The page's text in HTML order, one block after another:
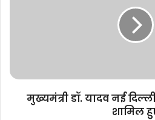
में
मुख्यमंत्री डॉ. यादव नई
शामिल